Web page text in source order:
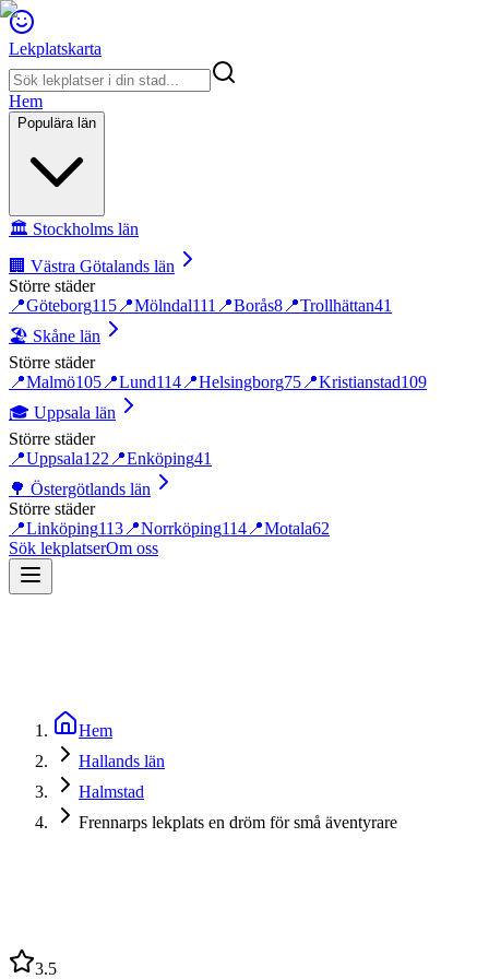
Lekplatskarta
Hem
Populära län
🏛️ Stockholms län
🏢 Västra Götalands län
Större städer
📍Göteborg115 📍Mölndal111 📍Borås8 📍Trollhättan41
🏖️ Skåne län
Större städer
📍Malmö105 📍Lund114 📍Helsingborg75 📍Kristianstad109
🎓 Uppsala län
Större städer
📍Uppsala122 📍Enköping41
🌳 Östergötlands län
Större städer
📍Linköping113 📍Norrköping114 📍Motala62
Sök lekplatserOm oss
Hem
Hallands län
Halmstad
Frennarps lekplats en dröm för små äventyrare
3.5